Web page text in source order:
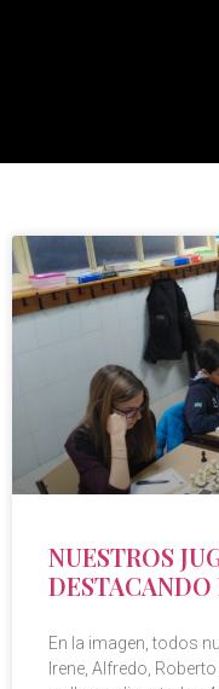
NUESTROS
DESTACANDO
En la imagen, todos
Irene, Alfredo,